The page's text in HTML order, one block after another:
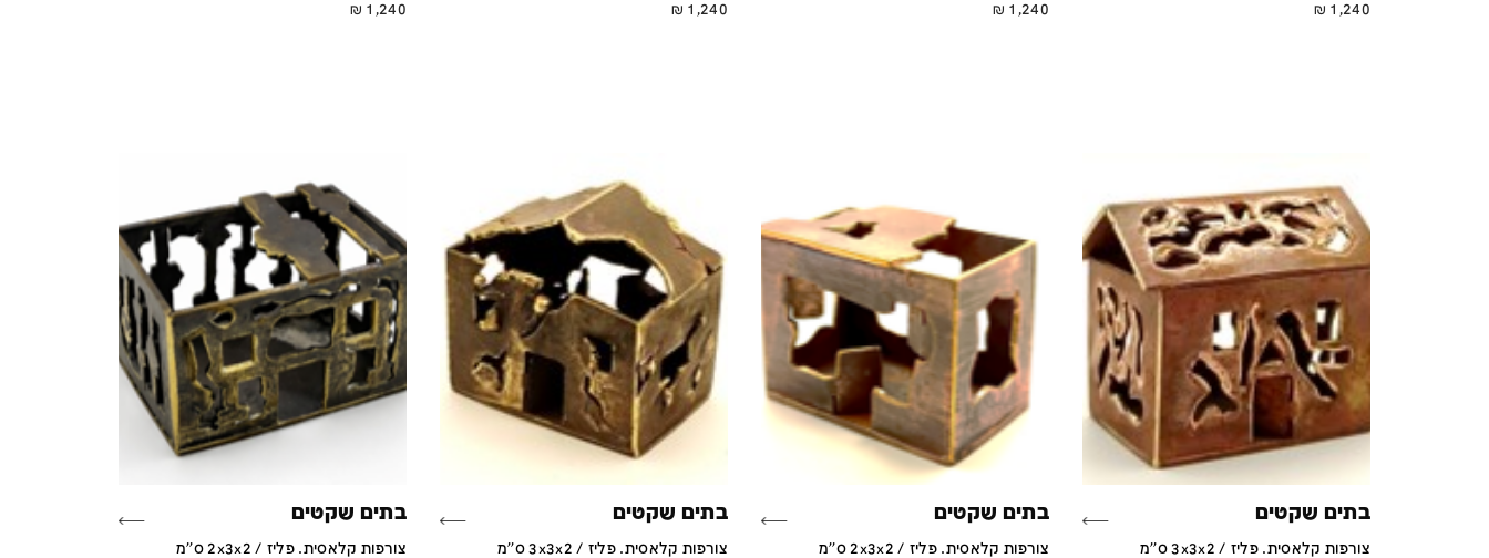
1,240
₪
1,240
₪
1,240
₪
1,240
₪
בתים שקטים
צורפות קלאסית. פליז / 3x3x2 ס''מ
בתים שקטים
צורפות קלאסית. פליז / 2x3x2 ס''מ
בתים שקטים
צורפות קלאסית. פליז / 3x3x2 ס''מ
בתים שקטים
צורפות קלאסית. פליז / 2x3x2 ס''מ